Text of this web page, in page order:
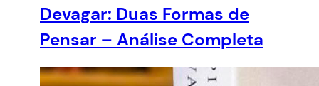
Devagar: Duas Formas de
Pensar – Análise Completa